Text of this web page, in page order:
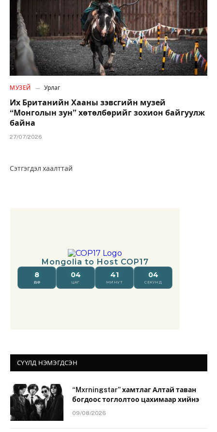
МУЗЕЙ Урлаг
Их Британийн Хааны зэвсгийн музей
“Монголын зун” хөтөлбөрийг зохион байгуулж
байна
27/07/2026
Сэтгэгдэл хаалттай
СҮҮЛД НЭМЭГДСЭН
“Mxrningstar” хамтлаг Алтай таван
богдоос тоглолтоо цахимаар хийнэ
09/08/2026